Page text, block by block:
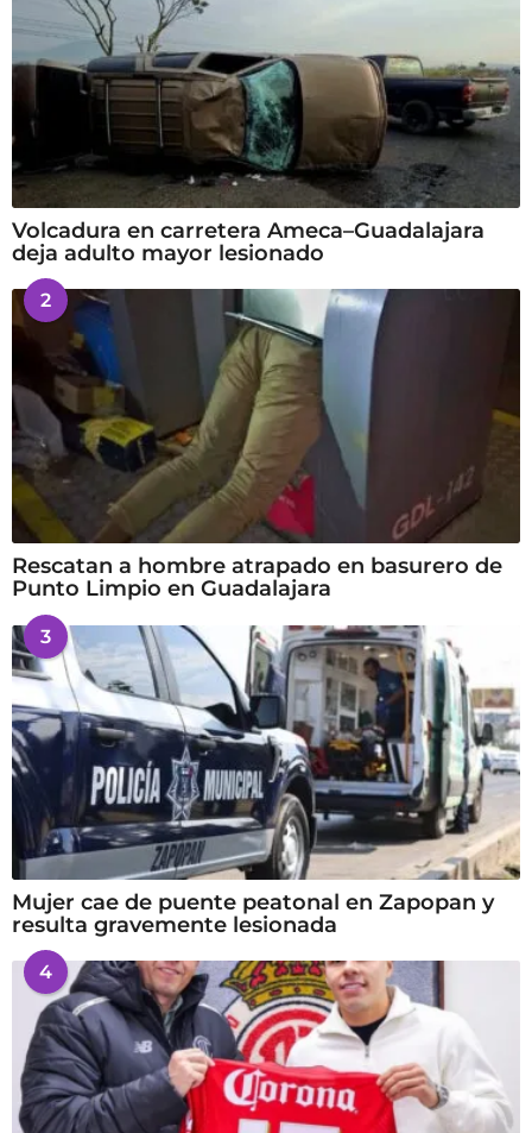
Volcadura en carretera Ameca–Guadalajara
deja adulto mayor lesionado
2
Rescatan a hombre atrapado en basurero de
Punto Limpio en Guadalajara
3
Mujer cae de puente peatonal en Zapopan y
resulta gravemente lesionada
4